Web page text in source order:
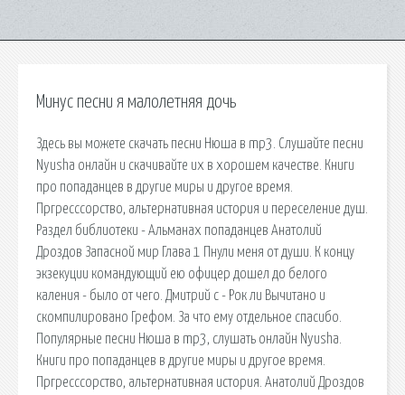
Минус песни я малолетняя дочь
Здесь вы можете скачать песни Нюша в mp3. Слушайте песни
Nyusha онлайн и скачивайте их в хорошем качестве. Книги
про попаданцев в другие миры и другое время.
Пргресссорство, альтернативная история и переселение душ.
Раздел библиотеки - Альманах попаданцев Анатолий
Дроздов Запасной мир Глава 1 Пнули меня от души. К концу
экзекуции командующий ею офицер дошел до белого
каления - было от чего. Дмитрий c - Рок ли Вычитано и
скомпилировано Грефом. За что ему отдельное спасибо.
Популярные песни Нюша в mp3, слушать онлайн Nyusha.
Книги про попаданцев в другие миры и другое время.
Пргресссорство, альтернативная история. Анатолий Дроздов